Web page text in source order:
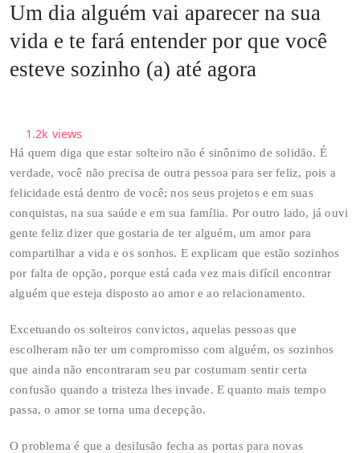
Um dia alguém vai aparecer na sua
vida e te fará entender por que você
esteve sozinho (a) até agora
1.2k views
Há quem diga que estar solteiro não é sinônimo de solidão. É
verdade, você não precisa de outra pessoa para ser feliz, pois a
felicidade está dentro de você; nos seus projetos e em suas
conquistas, na sua saúde e em sua família. Por outro lado, já ouvi
gente feliz dizer que gostaria de ter alguém, um amor para
compartilhar a vida e os sonhos. E explicam que estão sozinhos
por falta de opção, porque está cada vez mais difícil encontrar
alguém que esteja disposto ao amor e ao relacionamento.
Excetuando os solteiros convictos, aquelas pessoas que
escolheram não ter um compromisso com alguém, os sozinhos
que ainda não encontraram seu par costumam sentir certa
confusão quando a tristeza lhes invade. E quanto mais tempo
passa, o amor se torna uma decepção.
O problema é que a desilusão fecha as portas para novas